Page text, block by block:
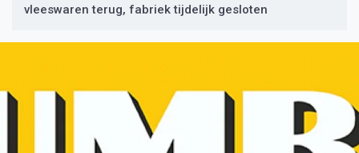
vleeswaren terug, fabriek tijdelijk gesloten